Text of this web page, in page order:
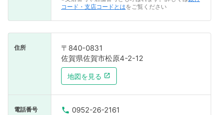
コード・支店コードとはをご覧ください
住所
〒840-0831
佐賀県佐賀市松原4-2-12
地図を見る
電話番号 0952-26-2161